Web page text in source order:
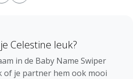
Celestine leuk?
in de Baby Name Swiper
of je partner hem ook mooi